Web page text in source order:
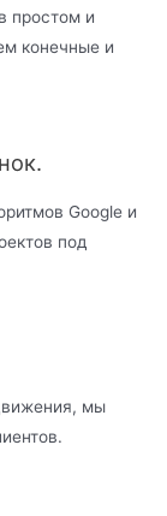
простом и
конечные и
Google и
под
мы